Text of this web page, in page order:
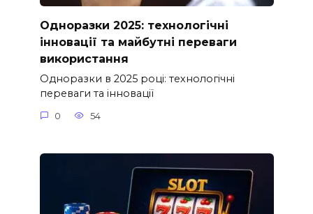
Одноразки 2025: технологічні
інновації та майбутні переваги
використання
Одноразки в 2025 році: технологічні
переваги та інновації
0 54